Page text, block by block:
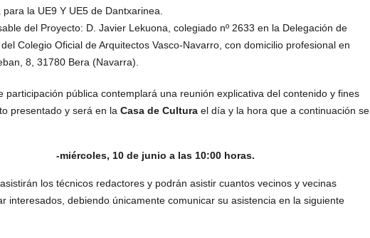
para la UE9 Y UE5 de Dantxarinea.
del Proyecto: D. Javier Lekuona, colegiado nº 2633 en la Delegación de
Colegio Oficial de Arquitectos Vasco-Navarro, con domicilio profesional en
8, 31780 Bera (Navarra).
participación pública contemplará una reunión explicativa del contenido y fines
presentado y será en laCasa de Cultura el día y la hora que a continuación se
-miércoles, 10 de junio a las 10:00 horas.
los técnicos redactores y podrán asistir cuantos vecinos y vecinas
interesados, debiendo únicamente comunicar su asistencia en la siguiente